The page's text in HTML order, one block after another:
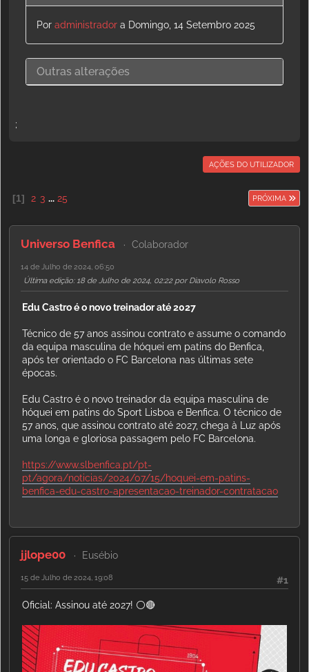
Por administrador a Domingo, 14 Setembro 2025
Outras alterações
;
AÇÕES DO UTILIZADOR
1 2 3 ... 25 PRÓXIMA
Universo Benfica Colaborador
14 de Julho de 2024, 06:50
Última edição: 18 de Julho de 2024, 02:22 por Diavolo Rosso
Edu Castro é o novo treinador até 2027
Técnico de 57 anos assinou contrato e assume o comando
da equipa masculina de hóquei em patins do Benfica,
após ter orientado o FC Barcelona nas últimas sete
épocas.
Edu Castro é o novo treinador da equipa masculina de
hóquei em patins do Sport Lisboa e Benfica. O técnico de
57 anos, que assinou contrato até 2027, chega à Luz após
uma longa e gloriosa passagem pelo FC Barcelona.
https://www.slbenfica.pt/pt-
pt/agora/noticias/2024/07/15/hoquei-em-patins-
benfica-edu-castro-apresentacao-treinador-contratacao
jjlope00 Eusébio
#1
15 de Julho de 2024, 19:08
Oficial: Assinou até 2027! ⚪️🔴